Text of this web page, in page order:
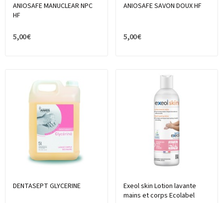
ANIOSAFE MANUCLEAR NPC
HF
5,00 €
ANIOSAFE SAVON DOUX HF
5,00 €
DENTASEPT GLYCERINE
Exeol skin Lotion lavante
mains et corps Ecolabel